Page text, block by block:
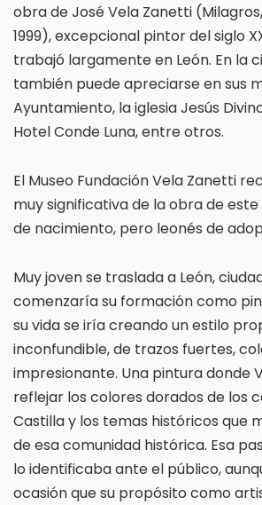
obra de José Vela Zanetti (Milagros,
1999), excepcional pintor del siglo
trabajó largamente en León. En la
también puede apreciarse en sus
Ayuntamiento, la iglesia Jesús
Hotel Conde Luna, entre otros.
El Museo Fundación Vela Zanetti
muy significativa de la obra de
de nacimiento, pero leonés de
Muy joven se traslada a León,
comenzaría su formación como
su vida se iría creando un estilo
inconfundible, de trazos fuertes,
impresionante. Una pintura donde
reflejar los colores dorados de los
Castilla y los temas históricos que
de esa comunidad histórica. Esa
lo identificaba ante el público,
ocasión que su propósito como